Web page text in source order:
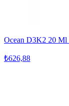
Ocean D3K2 20 Ml
₺626,88